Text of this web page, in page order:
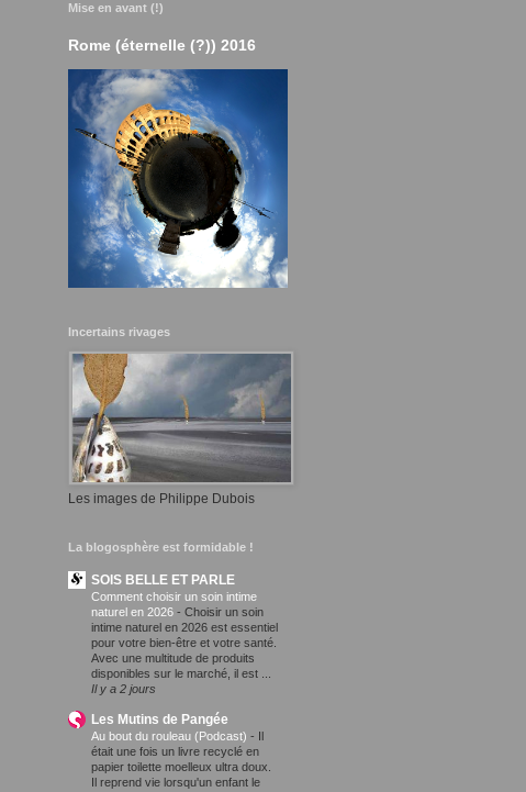
Mise en avant (!)
Rome (éternelle (?)) 2016
Incertains rivages
Les images de Philippe Dubois
La blogosphère est formidable !
SOIS BELLE ET PARLE
Comment choisir un soin intime
naturel en 2026 - Choisir un soin
intime naturel en 2026 est essentiel
pour votre bien-être et votre santé.
Avec une multitude de produits
disponibles sur le marché, il est ...
Il y a 2 jours
Les Mutins de Pangée
Au bout du rouleau (Podcast) - Il
était une fois un livre recyclé en
papier toilette moelleux ultra doux.
Il reprend vie lorsqu'un enfant le